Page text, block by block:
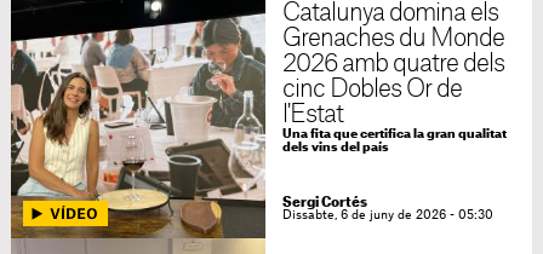
Catalunya domina els
Grenaches du Monde
2026 amb quatre dels
cinc Dobles Or de
l'Estat
Una fita que certifica la gran qualitat
dels vins del país
Sergi Cortés
Dissabte, 6 de juny de 2026 - 05:30